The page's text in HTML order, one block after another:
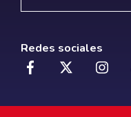
Redes sociales